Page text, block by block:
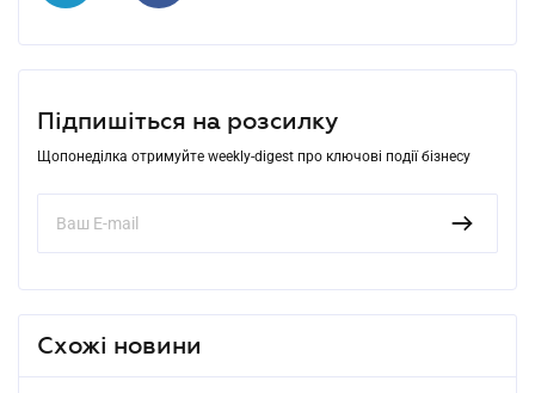
Підпишіться на розсилку
Щопонеділка отримуйте weekly-digest про ключові події бізнесу
Схожі новини